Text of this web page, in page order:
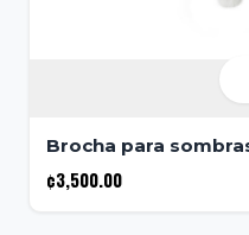
Brocha para
¢3,500.00